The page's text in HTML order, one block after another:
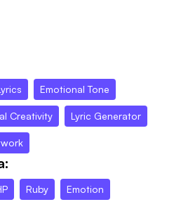
Emotional Tone
Creativity Lyric Generator
Ruby Emotion